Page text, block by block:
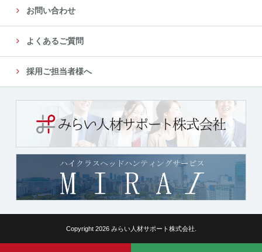
お問い合わせ
よくあるご質問
採用ご担当者様へ
Copyright 2026 みらい人材サポート株式会社.